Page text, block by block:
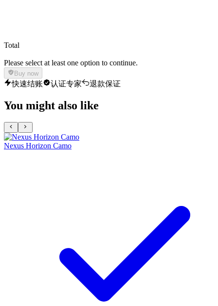
Total
Please select at least one option to continue.
Buy now
快速结账 认证专家 退款保证
You might also like
Nexus Horizon Camo